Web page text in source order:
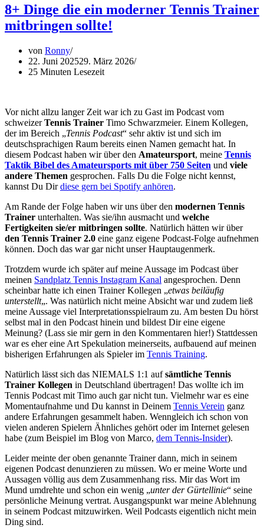
8+ Dinge die ein moderner Tennis Trainer
mitbringen sollte!
von Ronny
22. Juni 202529. März 2026
25 Minuten Lesezeit
Vor nicht allzu langer Zeit war ich zu Gast im Podcast vom
schweizerTennis Trainer Timo Schwarzmeier. Einem Kollegen,
der im Bereich „Tennis Podcast“ sehr aktiv ist und sich im
deutschsprachigen Raum bereits einen Namen gemacht hat. In
diesem Podcast haben wir über den Amateursport, meine Tennis
Taktik Bibel des Amateursports mit über 750 Seiten und viele
andere Themen gesprochen. Falls Du die Folge nicht kennst,
kannst Du Dirdiese gern bei Spotify anhören.
Am Rande der Folge haben wir uns über den modernen Tennis
Trainer unterhalten. Was sie/ihn ausmacht und welche
Fertigkeiten sie/er mitbringen sollte. Natürlich hätten wir über
den Tennis Trainer 2.0 eine ganz eigene Podcast-Folge aufnehmen
können. Doch das war gar nicht unser Hauptaugenmerk.
Trotzdem wurde ich später auf meine Aussage im Podcast über
meinen Sandplatz Tennis Instagram Kanal angesprochen. Denn
scheinbar hatte ich einen Trainer Kollegen „etwas beiläufig
unterstellt„. Was natürlich nicht meine Absicht war und zudem ließ
meine Aussage viel Interpretationsspielraum zu. Am besten Du hörst
selbst mal in den Podcast hinein und bildest Dir eine eigene
Meinung? (Lass sie mir gern in den Kommentaren hier!) Stattdessen
war es eher eine Art Spekulation meinerseits, aufbauend auf meinen
bisherigen Erfahrungen als Spieler im Tennis Training.
Natürlich lässt sich das NIEMALS 1:1 aufsämtliche Tennis
Trainer Kollegen in Deutschland übertragen! Das wollte ich im
Tennis Podcast mit Timo auch gar nicht tun. Vielmehr war es eine
Momentaufnahme und Du kannst in Deinem Tennis Verein ganz
andere Erfahrungen gesammelt haben. Wenngleich ich schon von
vielen anderen Spielern Ähnliches gehört oder im Internet gelesen
habe (zum Beispiel im Blog von Marco, dem Tennis-Insider).
Leider meinte der oben genannte Trainer dann, mich in seinem
eigenen Podcast denunzieren zu müssen. Wo er meine Worte und
Aussagen völlig aus dem Zusammenhang riss. Mir das Wort im
Mund umdrehte und schon ein wenig „unter der Gürtellinie“ seine
persönliche Meinung vertrat. Ausgangspunkt war meine Ablehnung
in seinem Podcast mitzuwirken. Weil Podcasts eigentlich nicht mein
Ding sind.